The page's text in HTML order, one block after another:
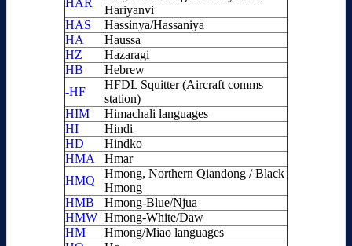
HAR
Hariyanvi
HAS
Hassinya/Hassaniya
HA
Haussa
HZ
Hazaragi
HB
Hebrew
-HF
HFDL Squitter (Aircraft comms
station)
HIM
Himachali languages
HI
Hindi
HD
Hindko
HMA
Hmar
HMQ
Hmong, Northern Qiandong / Black
Hmong
HMB
Hmong-Blue/Njua
HMW Hmong-White/Daw
HM
Hmong/Miao languages